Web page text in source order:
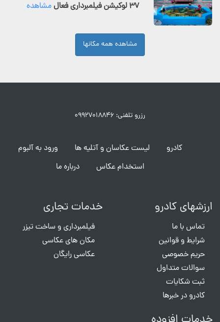
۳۷ لوکیشن فیلمبرداری فعال مشاهده
مشاهده همه مکانها
رزرو تلفنی: ۰۹۹۲۷۰۱۸۸۴۶
کادرو لیست عکاسان و آتلیه ها
ورود به آلبوم
استخدام عکاس
درباره ما
ارزشهای کادرو
تماس با ما
شرایط و قوانین
حریم خصوصی
سوالات متداول
ثبت شکایات
کادرو در خبرها
خدمات تجاری
فیلمبرداری و ساخت تیزر
مکان های عکاسی
عکاسی رایگان